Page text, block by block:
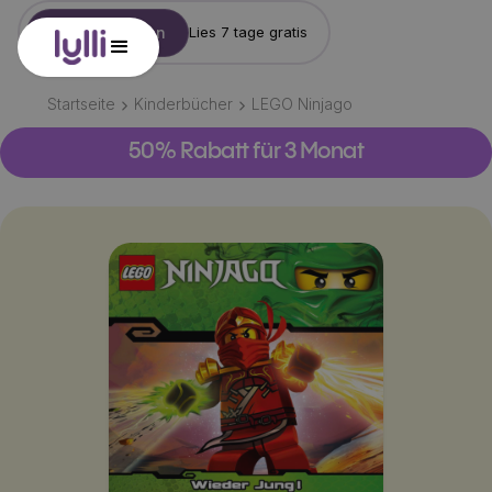
Konto erstellen Lies 7 tage gratis
Startseite Kinderbücher LEGO Ninjago
50% Rabatt für 3 Monat